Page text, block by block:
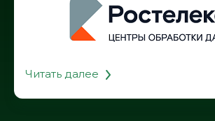
Читать далее